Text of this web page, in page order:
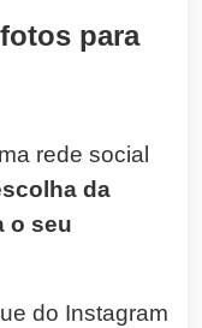
para
rede social
da
o seu
do Instagram